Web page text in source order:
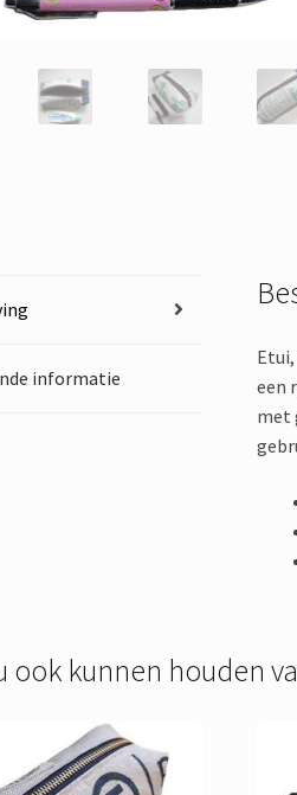
informatie
een
met
ook kunnen houden